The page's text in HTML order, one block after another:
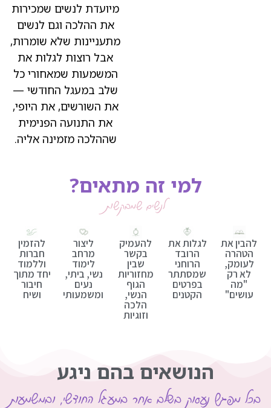
מיועדת לנשים שמכירות
את ההלכה וגם לנשים
מתעניינות שלא שומרות,
אבל רוצות לגלות את
המשמעות שמאחורי כל
שלב במעגל החודשי —
את השורשים, את היופי,
את התנועה הפנימית
שההלכה מזמינה אליה.
למי זה מתאים?
לנשים שמבקשות
להבין את
הטהרה
לעומק,
לא רק
"מה
עושים"
לגלות את
הרובד
הרוחני
שמסתתר
בפרטים
הקטנים
להעמיק
בקשר
שבין
מחזוריות
הגוף
הנשי,
הלכה
וזוגיות
ליצור
מרחב
לימוד
נשי, ביתי,
נעים
ומשמעותי
להזמין
חברות
וללמוד
יחד מתוך
חיבור
ושיח
הנושאים בהם ניגע
בכל מפגש נעסוק בשלב אחר במעגל החודשי, ובמשמעות